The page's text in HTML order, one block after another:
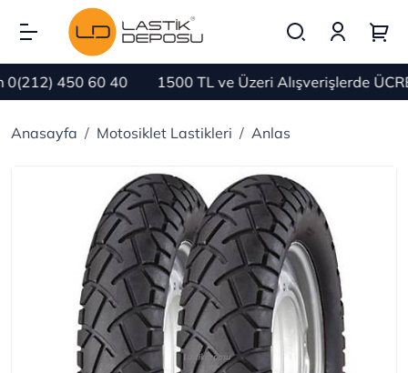
450 60 40 1500 TL ve Üzeri Alışverişlerde
Anasayfa Motosiklet Lastikleri Anlas